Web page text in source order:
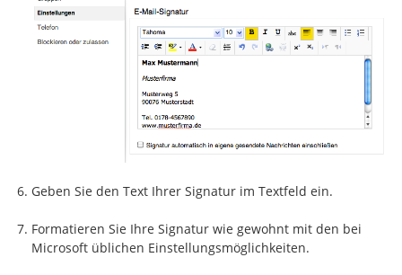
Geben Sie den Text Ihrer Signatur im Textfeld ein.
Formatieren Sie Ihre Signatur wie gewohnt mit den bei
Microsoft üblichen Einstellungsmöglichkeiten.